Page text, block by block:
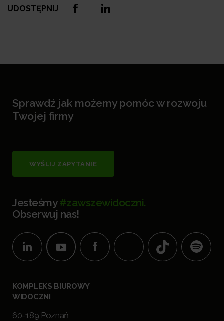
UDOSTĘPNIJ
Sprawdź jak możemy pomóc w rozwoju
Twojej firmy
WYŚLIJ ZAPYTANIE
Jesteśmy#zawszewidoczni.
Obserwuj nas!
KOMPLEKS BIUROWY
WIDOCZNI
60-189 Poznań